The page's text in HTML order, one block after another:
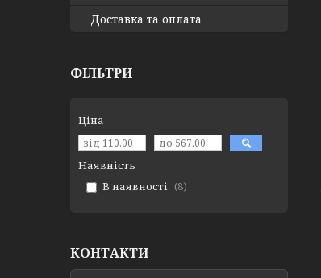
Доставка та оплата
ФІЛЬТРИ
Ціна
Наявність
В наявності
8
КОНТАКТИ